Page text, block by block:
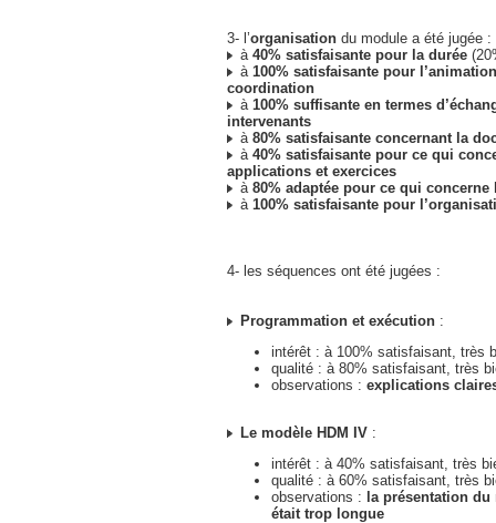
3- l’organisation du module a été jugée :
à 40% satisfaisante pour la durée
à 100% satisfaisante pour
coordination
à 100% suffisante en termes
intervenants
à 80% satisfaisante concernant la
à 40% satisfaisante pour ce qui
applications et exercices
à 80% adaptée pour ce qui
à 100% satisfaisante pour
4- les séquences ont été jugées :
Programmation et exécution :
intérêt : à 100% satisfaisant, très
qualité : à 80% satisfaisant, très
observations : explications
Le modèle HDM IV :
intérêt : à 40% satisfaisant, très
qualité : à 60% satisfaisant, très
observations : la présentation du
était trop longue